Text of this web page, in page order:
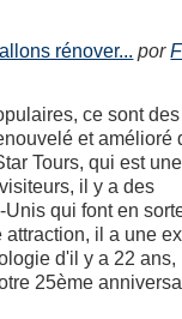
rénover... por
ce sont des
et amélioré
Tours, qui est une
il y a des
qui font en
il a une
d'il y a 22 ans,
25ème